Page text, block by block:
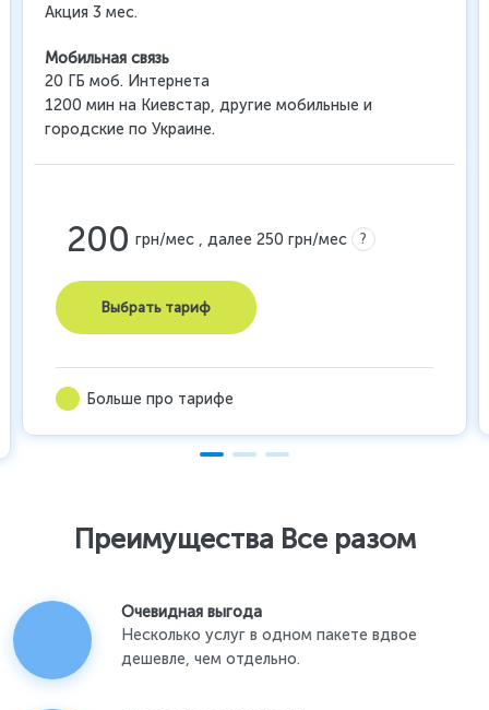
Акция 3 мес.
Мобильная связь
20 ГБ моб. Интернета
1200 мин на Киевстар, другие мобильные и
городские по Украине.
200 грн/мес , далее 250 грн/мес ?
Выбрать тариф
Больше про тарифе
Преимущества Все разом
Очевидная выгода
Несколько услуг в одном пакете вдвое
дешевле, чем отдельно.